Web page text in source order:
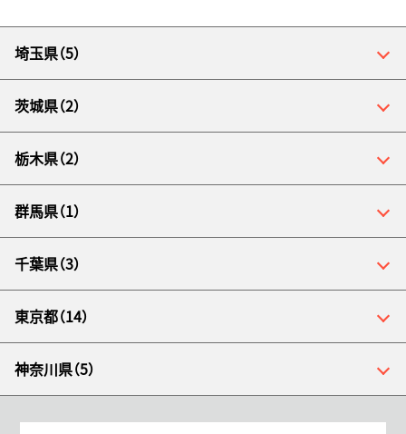
埼玉県（5）
茨城県（2）
栃木県（2）
群馬県（1）
千葉県（3）
東京都（14）
神奈川県（5）